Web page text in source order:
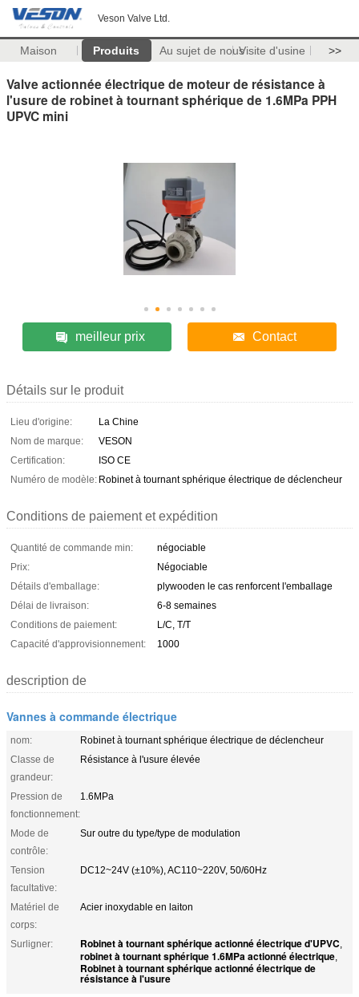
Veson Valve Ltd.
Maison Produits Au sujet de nousVisite d'usine >>
Valve actionnée électrique de moteur de résistance à
l'usure de robinet à tournant sphérique de 1.6MPa PPH
UPVC mini
meilleur prix Contact
Détails sur le produit
Lieu d'origine:
La Chine
Nom de marque:
VESON
Certification:
ISO CE
Numéro de modèle: Robinet à tournant sphérique électrique de déclencheur
Conditions de paiement et expédition
Quantité de commande min:
négociable
Prix:
Négociable
Détails d'emballage:
plywooden le cas renforcent l'emballage
Délai de livraison:
6-8 semaines
Conditions de paiement:
L/C, T/T
Capacité d'approvisionnement:
1000
description de
Vannes à commande électrique
nom:
Robinet à tournant sphérique électrique de déclencheur
Classe de
grandeur:
Résistance à l'usure élevée
Pression de
fonctionnement:
1.6MPa
Mode de
contrôle:
Sur outre du type/type de modulation
Tension
facultative:
DC12~24V (±10%), AC110~220V, 50/60Hz
Matériel de
corps:
Acier inoxydable en laiton
Surligner: Robinet à tournant sphérique actionné électrique d'UPVC,
robinet à tournant sphérique 1.6MPa actionné électrique,
Robinet à tournant sphérique actionné électrique de
résistance à l'usure